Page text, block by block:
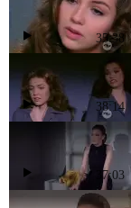
35:38
38:14
37:03